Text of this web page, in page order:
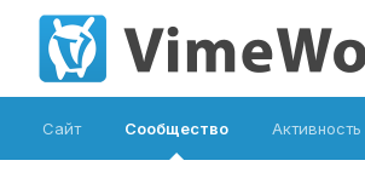
Сайт Сообщество Активность